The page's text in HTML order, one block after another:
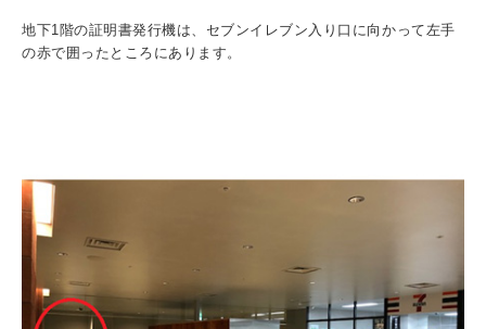
地下1階の証明書発行機は、セブンイレブン入り口に向かって左手
の赤で囲ったところにあります。